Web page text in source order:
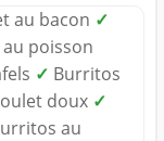
au bacon ✓
poisson
✓ Burritos
doux ✓
au